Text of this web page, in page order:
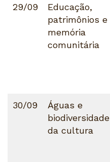
29/09
Educação,
patrimônios e
memória
comunitária
30/09
Águas e
biodiversidade
da cultura